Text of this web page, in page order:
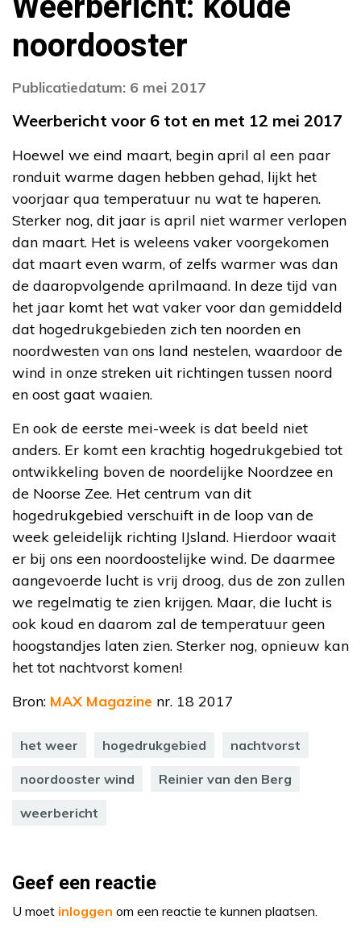
noordooster
Publicatiedatum: 6 mei 2017
Weerbericht voor 6 tot en met 12 mei 2017
Hoewel we eind maart, begin april al een paar
ronduit warme dagen hebben gehad, lijkt het
voorjaar qua temperatuur nu wat te haperen.
Sterker nog, dit jaar is april niet warmer verlopen
dan maart. Het is weleens vaker voorgekomen
dat maart even warm, of zelfs warmer was dan
de daaropvolgende aprilmaand. In deze tijd van
het jaar komt het wat vaker voor dan gemiddeld
dat hogedrukgebieden zich ten noorden en
noordwesten van ons land nestelen, waardoor de
wind in onze streken uit richtingen tussen noord
en oost gaat waaien.
En ook de eerste mei-week is dat beeld niet
anders. Er komt een krachtig hogedrukgebied tot
ontwikkeling boven de noordelijke Noordzee en
de Noorse Zee. Het centrum van dit
hogedrukgebied verschuift in de loop van de
week geleidelijk richting IJsland. Hierdoor waait
er bij ons een noordoostelijke wind. De daarmee
aangevoerde lucht is vrij droog, dus de zon zullen
we regelmatig te zien krijgen. Maar, die lucht is
ook koud en daarom zal de temperatuur geen
hoogstandjes laten zien. Sterker nog, opnieuw kan
het tot nachtvorst komen!
Bron: MAX Magazine nr. 18 2017
het weer hogedrukgebied nachtvorst
noordooster wind Reinier van den Berg
weerbericht
Geef een reactie
U moet inloggen om een reactie te kunnen plaatsen.